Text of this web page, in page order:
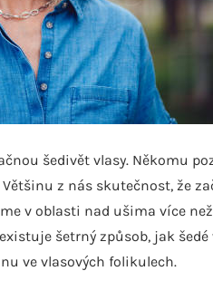
šedivět vlasy. Někomu
z nás skutečnost, že
v oblasti nad ušima více
šetrný způsob, jak
ve vlasových folikulech.